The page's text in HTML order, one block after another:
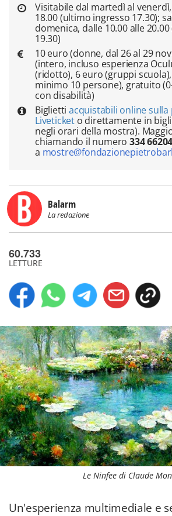
Visitabile dal martedì al
18.00 (ultimo ingresso 17.30);
domenica, dalle 10.00 alle
19.30)
10 euro (donne, dal 26 al 29
(intero, incluso esperienza
(ridotto), 6 euro (gruppi
minimo 10 persone), gratuito
con disabilità)
Biglietti acquistabili online
Liveticket o direttamente in
negli orari della mostra).
chiamando il numero 334
a
Balarm
La redazione
60.733
LETTURE
Le Ninfee di Claude
Un'esperienza multimediale e